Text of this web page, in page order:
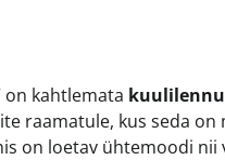
on kahtlemata
raamatule, kus seda
on loetav ühtemoodi nii